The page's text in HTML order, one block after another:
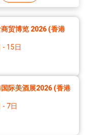
贸博览 2026 (香港
- 15日
际美酒展2026 (香港
- 7日